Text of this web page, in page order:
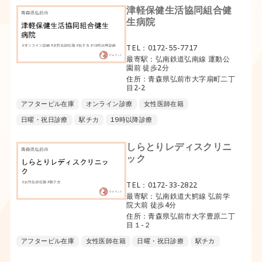
津軽保健生活協同組合健
生病院
TEL：0172-55-7717
最寄駅：弘南鉄道弘南線 運動公
園前 徒歩2分
住所：青森県弘前市大字扇町二丁
目2-2
アフターピル在庫 オンライン診療
女性医師在籍
日曜・祝日診療
駅チカ 19時以降診療
しらとりレディスクリニ
ック
TEL：0172-33-2822
最寄駅：弘南鉄道大鰐線 弘前学
院大前 徒歩4分
住所：青森県弘前市大字豊原二丁
目１-２
アフターピル在庫 女性医師在籍 日曜・祝日診療 駅チカ